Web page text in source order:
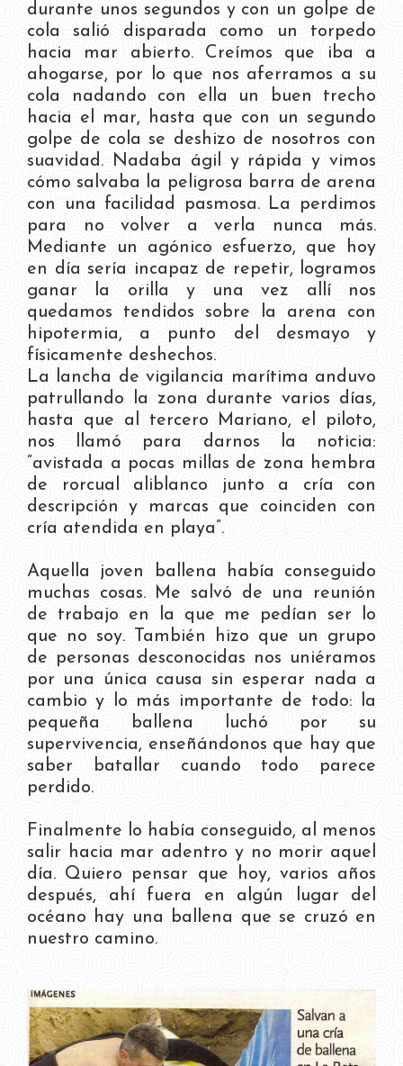
durante unos segundos y con un golpe de
cola salió disparada como un torpedo
hacia mar abierto. Creímos que iba a
ahogarse, por lo que nos aferramos a su
cola nadando con ella un buen trecho
hacia el mar, hasta que con un segundo
golpe de cola se deshizo de nosotros con
suavidad. Nadaba ágil y rápida y vimos
cómo salvaba la peligrosa barra de arena
con una facilidad pasmosa. La perdimos
para no volver a verla nunca más.
Mediante un agónico esfuerzo, que hoy
en día sería incapaz de repetir, logramos
ganar la orilla y una vez allí nos
quedamos tendidos sobre la arena con
hipotermia, a punto del desmayo y
físicamente deshechos.
La lancha de vigilancia marítima anduvo
patrullando la zona durante varios días,
hasta que al tercero Mariano, el piloto,
nos llamó para darnos la noticia:
“avistada a pocas millas de zona hembra
de rorcual aliblanco junto a cría con
descripción y marcas que coinciden con
cría atendida en playa”.
Aquella joven ballena había conseguido
muchas cosas. Me salvó de una reunión
de trabajo en la que me pedían ser lo
que no soy. También hizo que un grupo
de personas desconocidas nos uniéramos
por una única causa sin esperar nada a
cambio y lo más importante de todo: la
pequeña ballena luchó por su
supervivencia, enseñándonos que hay que
saber batallar cuando todo parece
perdido.
Finalmente lo había conseguido, al menos
salir hacia mar adentro y no morir aquel
día. Quiero pensar que hoy, varios años
después, ahí fuera en algún lugar del
océano hay una ballena que se cruzó en
nuestro camino.